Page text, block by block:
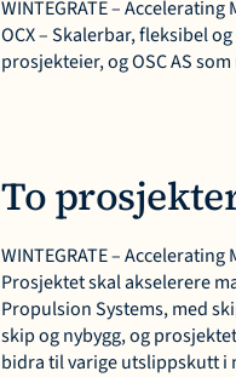
WINTEGRATE –
OCX – Skalerbar, fleksibel
prosjekteier, og OSC AS
To
WINTEGRATE –
Prosjektet skal akselerere
Propulsion Systems, med
skip og nybygg, og
bidra til varige utslippskutt i